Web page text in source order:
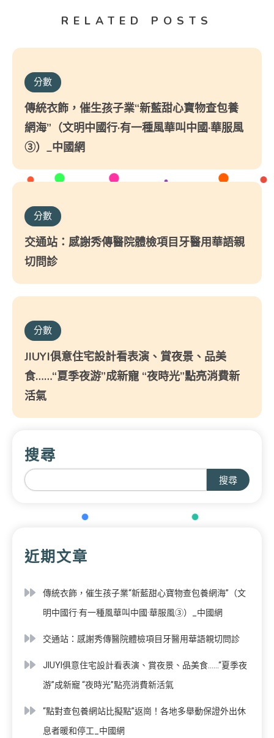
RELATED POSTS
分數
傳統衣飾，催生孩子業“新藍甜心寶物查包養
網海”（文明中國行·有一種風華叫中國·華服風
③）_中國網
分數
交通站：感謝秀傳醫院體檢項目牙醫用華語親
切問診
分數
JIUYI俱意住宅設計看表演、賞夜景、品美
食……“夏季夜游”成新寵 “夜時光”點亮消費新
活氣
搜尋
搜尋
近期文章
傳統衣飾，催生孩子業“新藍甜心寶物查包養網海”（文
明中國行·有一種風華叫中國·華服風③）_中國網
交通站：感謝秀傳醫院體檢項目牙醫用華語親切問診
JIUYI俱意住宅設計看表演、賞夜景、品美食……“夏季夜
游”成新寵 “夜時光”點亮消費新活氣
“點對查包養網站比擬點”返崗！各地多舉動保證外出休
息者暖和停工_中國網